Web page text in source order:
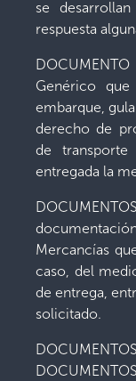
se
respuesta
Genérico
embarque,
derecho de
de
entregada la
Mercancías
caso, del
de entrega,
solicitado.